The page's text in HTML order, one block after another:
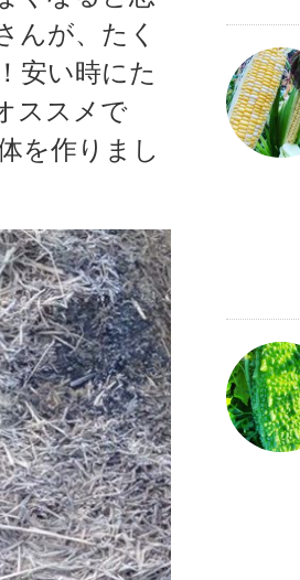
んが、たく
安い時にた
ススメで
を作りまし